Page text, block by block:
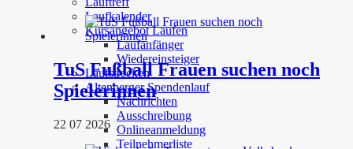
Laufkalender
Kursangebot Laufen
Laufanfänger
Wiedereinsteiger
Laufstrecken
Altenberger Spendenlauf
Nachrichten
Ausschreibung
Onlineanmeldung
Teilnehmerliste
TuS Fußball Frauen suchen noch
Spielerinnen
22 07 2026